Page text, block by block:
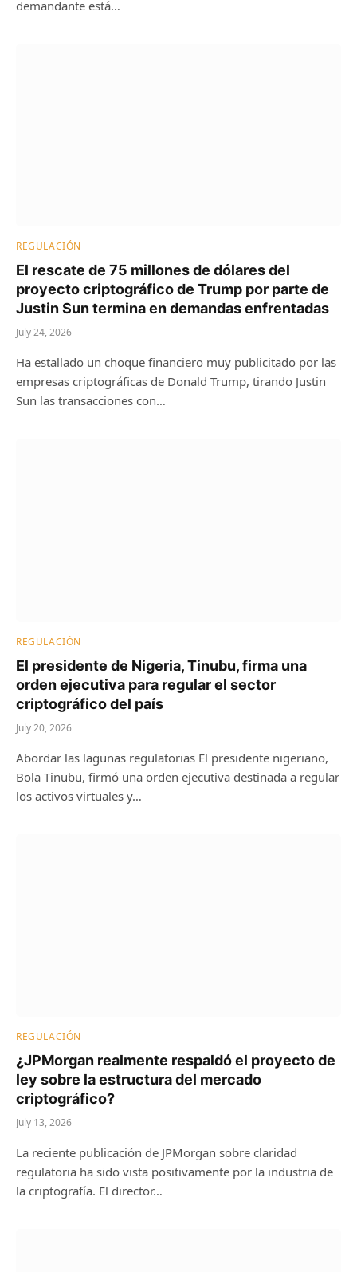
demandante está…
REGULACIÓN
El rescate de 75 millones de dólares del
proyecto criptográfico de Trump por parte de
Justin Sun termina en demandas enfrentadas
July 24, 2026
Ha estallado un choque financiero muy publicitado por las
empresas criptográficas de Donald Trump, tirando Justin
Sun las transacciones con…
REGULACIÓN
El presidente de Nigeria, Tinubu, firma una
orden ejecutiva para regular el sector
criptográfico del país
July 20, 2026
Abordar las lagunas regulatorias El presidente nigeriano,
Bola Tinubu, firmó una orden ejecutiva destinada a regular
los activos virtuales y…
REGULACIÓN
¿JPMorgan realmente respaldó el proyecto de
ley sobre la estructura del mercado
criptográfico?
July 13, 2026
La reciente publicación de JPMorgan sobre claridad
regulatoria ha sido vista positivamente por la industria de
la criptografía. El director…